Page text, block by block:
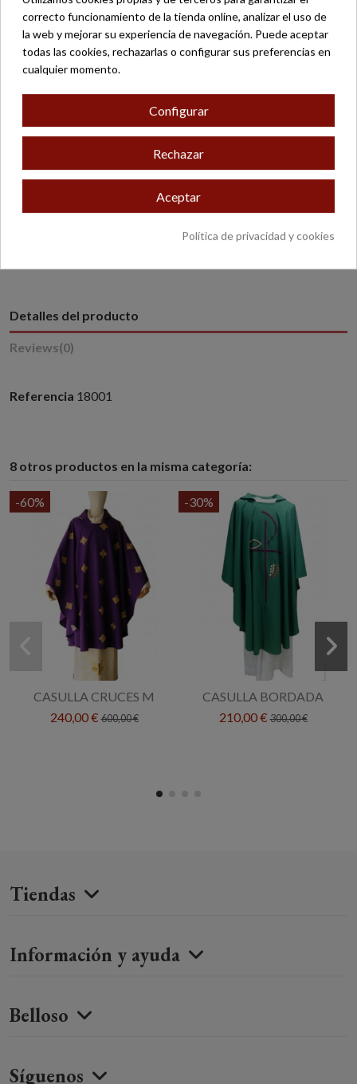
Atención por correo electrónico
Devolución fácil
* Excepto productos con peso o dimensiones especiales.
Detalles del producto
Reviews(0)
Referencia 18001
8 otros productos en la misma categoría:
-60%
CASULLA CRUCES M
240,00 €600,00 €
-30%
CASULLA BORDADA
210,00 €300,00 €
Tiendas
Información y ayuda
Belloso
Síguenos
correcto funcionamiento de la tienda online, analizar el uso de
la web y mejorar su experiencia de navegación. Puede aceptar
todas las cookies, rechazarlas o configurar sus preferencias en
cualquier momento.
Configurar
Rechazar
Aceptar
Política de privacidad y cookies